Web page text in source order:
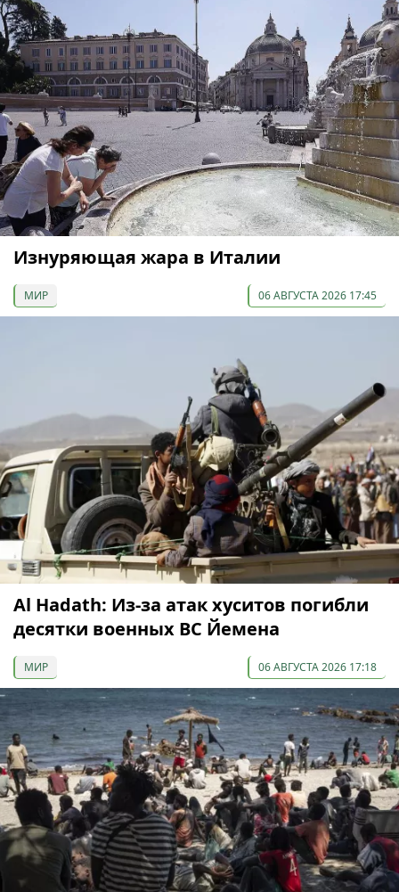
Изнуряющая жара в Италии
МИР 06 АВГУСТА 2026 17:45
Al Hadath: Из-за атак хуситов погибли
десятки военных ВС Йемена
МИР 06 АВГУСТА 2026 17:18